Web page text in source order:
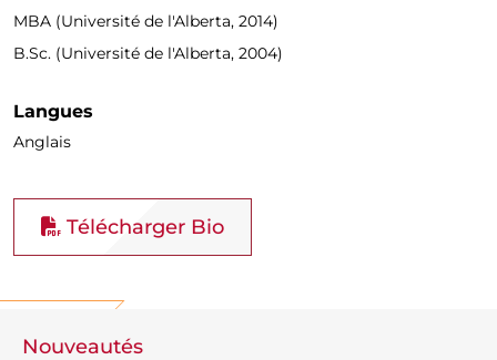
MBA (Université de l'Alberta, 2014)
B.Sc. (Université de l'Alberta, 2004)
Langues
Anglais
Télécharger Bio
Nouveautés